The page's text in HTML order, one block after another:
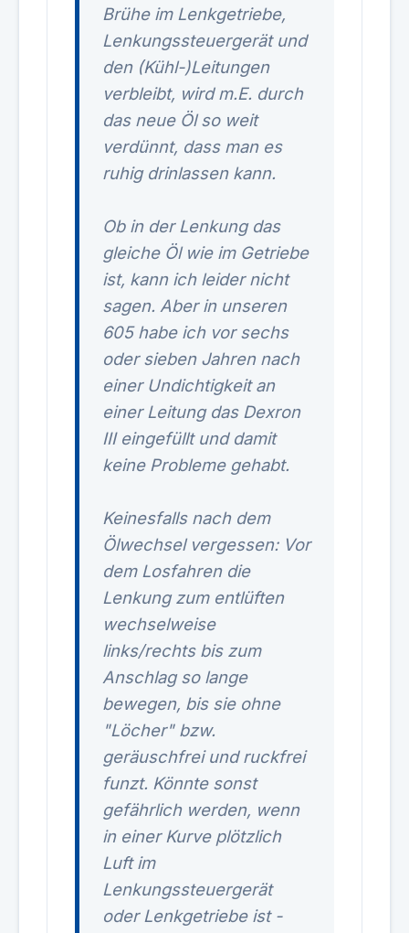
Brühe im Lenkgetriebe,
Lenkungssteuergerät und
den (Kühl-)Leitungen
verbleibt, wird m.E. durch
das neue Öl so weit
verdünnt, dass man es
ruhig drinlassen kann.
Ob in der Lenkung das
gleiche Öl wie im Getriebe
ist, kann ich leider nicht
sagen. Aber in unseren
605 habe ich vor sechs
oder sieben Jahren nach
einer Undichtigkeit an
einer Leitung das Dexron
III eingefüllt und damit
keine Probleme gehabt.
Keinesfalls nach dem
Ölwechsel vergessen: Vor
dem Losfahren die
Lenkung zum entlüften
wechselweise
links/rechts bis zum
Anschlag so lange
bewegen, bis sie ohne
"Löcher" bzw.
geräuschfrei und ruckfrei
funzt. Könnte sonst
gefährlich werden, wenn
in einer Kurve plötzlich
Luft im
Lenkungssteuergerät
oder Lenkgetriebe ist -